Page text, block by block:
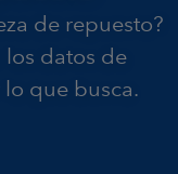
de repuesto?
datos de
que busca.